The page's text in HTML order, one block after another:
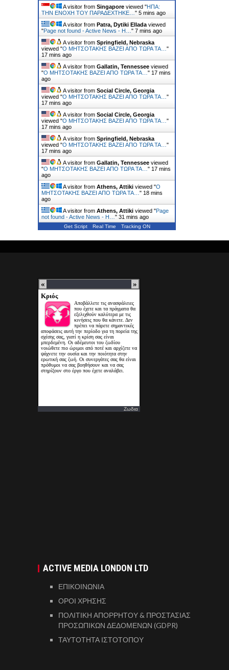
A visitor from Singapore viewed "ΗΠΑ:
ΤΗΝ ΕΝΟΧH ΤΟΥ ΠΑΡΑΔEΧΤΗΚΕ… " 5 mins ago
A visitor from Patra, Dytiki Ellada viewed
"Page not found - Active News - Η… " 7 mins ago
A visitor from Springfield, Nebraska
viewed "Ο ΜΗΤΣΟΤΑΚΗΣ ΒΑΖΕΙ ΑΠΟ ΤΩΡΑ ΤΑ… "
17 mins ago
A visitor from Gallatin, Tennessee viewed
"Ο ΜΗΤΣΟΤΑΚΗΣ ΒΑΖΕΙ ΑΠΟ ΤΩΡΑ ΤΑ… " 17 mins
ago
A visitor from Social Circle, Georgia
viewed "Ο ΜΗΤΣΟΤΑΚΗΣ ΒΑΖΕΙ ΑΠΟ ΤΩΡΑ ΤΑ… "
17 mins ago
A visitor from Social Circle, Georgia
viewed "Ο ΜΗΤΣΟΤΑΚΗΣ ΒΑΖΕΙ ΑΠΟ ΤΩΡΑ ΤΑ… "
17 mins ago
A visitor from Springfield, Nebraska
viewed "Ο ΜΗΤΣΟΤΑΚΗΣ ΒΑΖΕΙ ΑΠΟ ΤΩΡΑ ΤΑ… "
17 mins ago
A visitor from Gallatin, Tennessee viewed
"Ο ΜΗΤΣΟΤΑΚΗΣ ΒΑΖΕΙ ΑΠΟ ΤΩΡΑ ΤΑ… " 17 mins
ago
A visitor from Athens, Attiki viewed "Ο
ΜΗΤΣΟΤΑΚΗΣ ΒΑΖΕΙ ΑΠΟ ΤΩΡΑ ΤΑ… " 18 mins
ago
A visitor from Athens, Attiki viewed "Page
not found - Active News - Η… " 31 mins ago
Get Script Real Time Tracking ON
Ζωδια
ACTIVE MEDIA LONDON LTD
ΕΠΙΚΟΙΝΩΝΙΑ
ΟΡΟΙ ΧΡΗΣΗΣ
ΠΟΛΙΤΙΚΗ ΑΠΟΡΡΗΤΟΥ & ΠΡΟΣΤΑΣΙΑΣ
ΠΡΟΣΩΠΙΚΩΝ ΔΕΔΟΜΕΝΩΝ (GDPR)
ΤΑΥΤΟΤΗΤΑ ΙΣΤΟΤΟΠΟΥ